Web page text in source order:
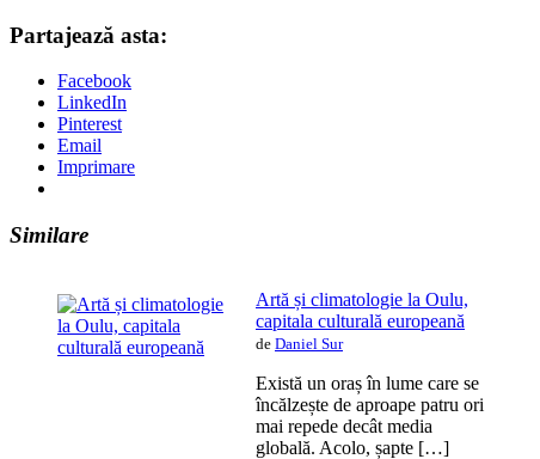
Partajează asta:
Facebook
LinkedIn
Pinterest
Email
Imprimare
Similare
Artă și climatologie la Oulu,
capitala culturală europeană
de Daniel Sur
Există un oraș în lume care se
încălzește de aproape patru ori
mai repede decât media
globală. Acolo, șapte […]